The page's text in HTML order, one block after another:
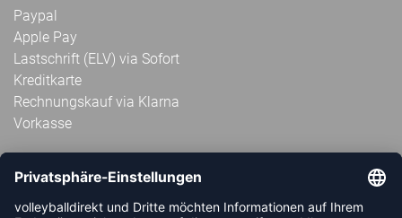
Paypal
Apple Pay
Lastschrift (ELV) via Sofort
Kreditkarte
Rechnungskauf via Klarna
Vorkasse
ABONNIERE JETZT DEN KOSTENLOSEN
VOLLEYBALLDIREKT-NEWSLETTER UND VERPASSE KEINE